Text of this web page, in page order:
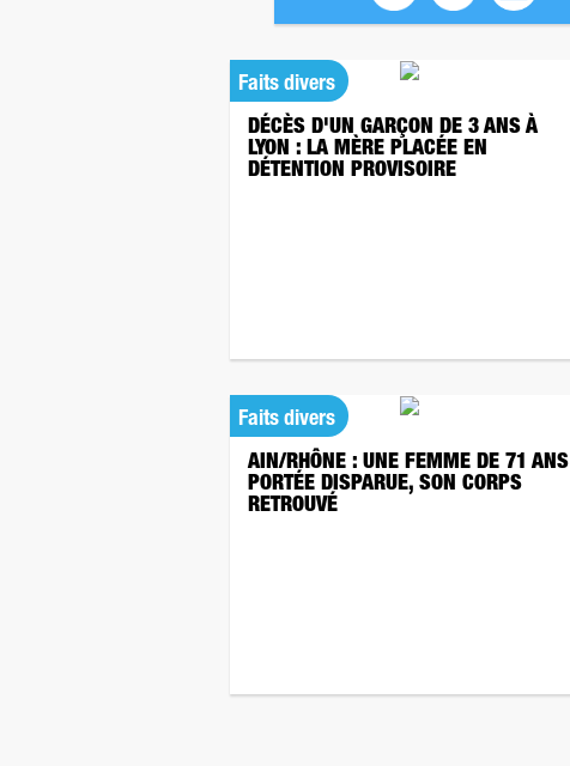
Faits divers
DÉCÈS D'UN GARÇON DE 3 ANS À
LYON : LA MÈRE PLACÉE EN
DÉTENTION PROVISOIRE
Faits divers
AIN/RHÔNE : UNE FEMME DE 71 ANS
PORTÉE DISPARUE, SON CORPS
RETROUVÉ